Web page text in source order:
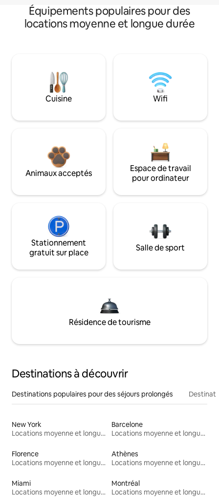
Équipements populaires pour des
locations moyenne et longue durée
Cuisine Wifi
Animaux acceptés
Espace de travail
pour ordinateur
Stationnement
gratuit sur place
Salle de sport
Résidence de tourisme
Destinations à découvrir
Destinations populaires pour des séjours prolongés
New York
Locations moyenne et longue durée
Barcelone
Locations moyenne et longue durée
Florence
Locations moyenne et longue durée
Athènes
Locations moyenne et longue durée
Miami
Locations moyenne et longue durée
Montréal
Locations moyenne et longue durée